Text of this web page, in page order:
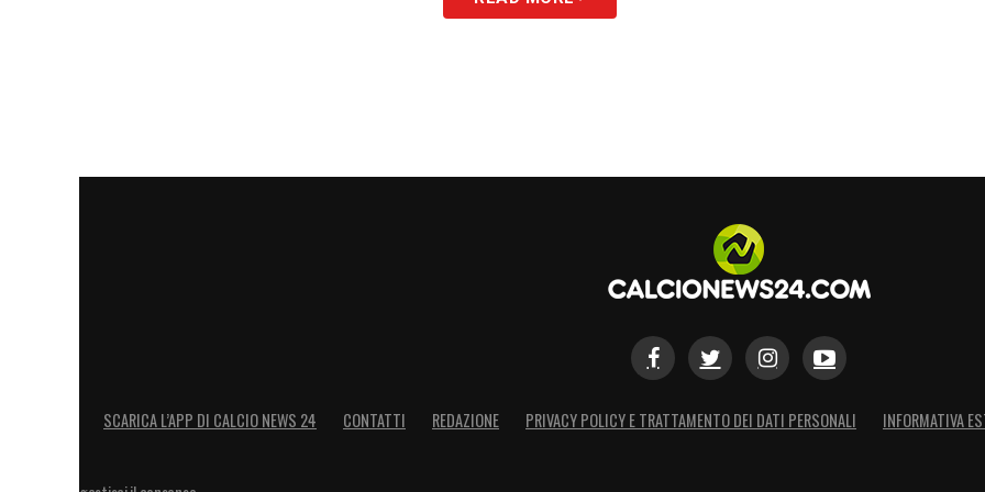
SCARICA L’APP DI CALCIO NEWS 24 CONTATTI REDAZIONE PRIVACY POLICY E TRATTAMENTO DEI DATI PERSONALI INFORMATIVA